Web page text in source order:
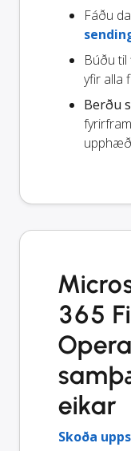
Fáðu
Búðu til
yfir alla
Berðu
365
eikar
Skoða